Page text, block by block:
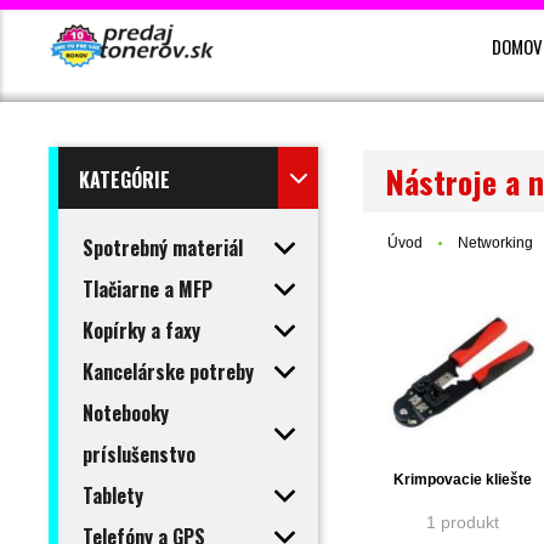
DOMOV
KATEGÓRIE
Spotrebný materiál
Tlačiarne a MFP
Kopírky a faxy
Kancelárske potreby
Notebooky
príslušenstvo
Tablety
Telefóny a GPS
Nástroje a
Úvod Networking
Krimpovacie kliešte
1 produkt